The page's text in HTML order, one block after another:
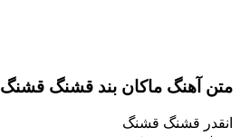
متن آهنگ ماکان بند قشنگ قشنگ
انقدر قشنگ قشنگ